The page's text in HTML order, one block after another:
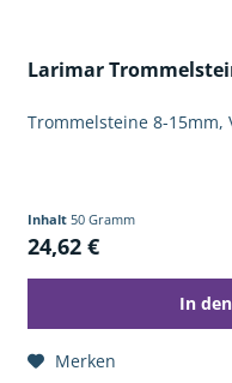
Larimar
Trommelsteine 8-15mm,
Inhalt 50 Gramm
24,62 €
In den
Merken